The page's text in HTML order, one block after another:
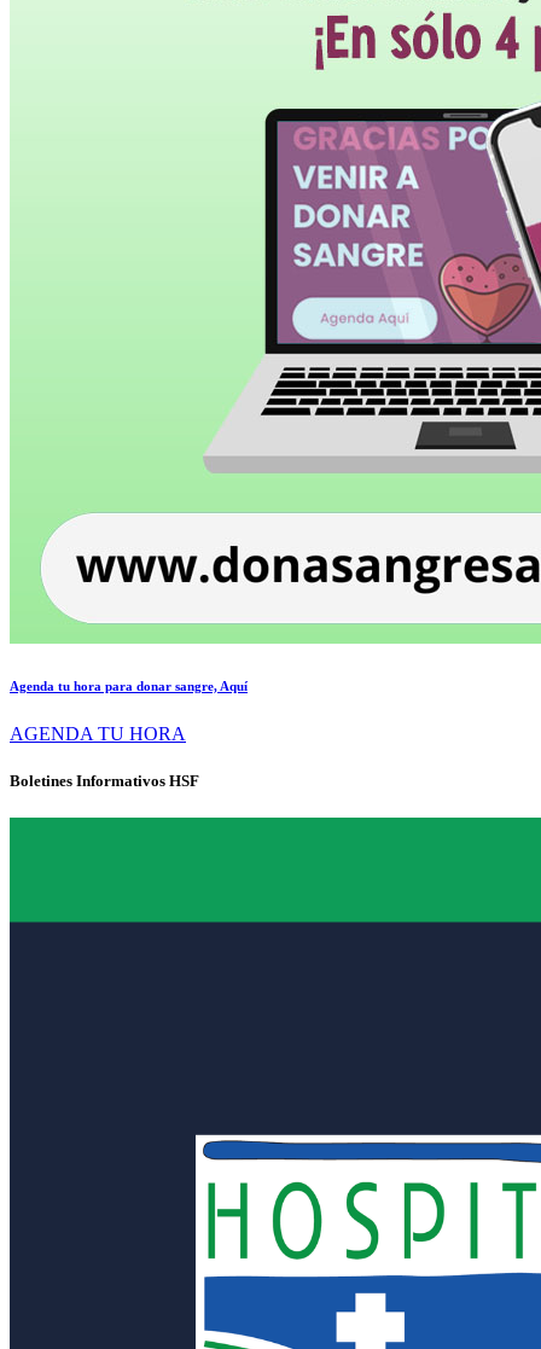
Agenda tu hora para donar sangre, Aquí
AGENDA TU HORA
Boletines Informativos HSF